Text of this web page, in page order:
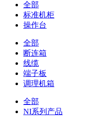
全部
标准机柜
操作台
全部
断连箱
线缆
端子板
调理机箱
全部
NI系列产品